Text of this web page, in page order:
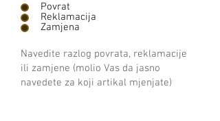
Povrat
Reklamacija
Zamjena